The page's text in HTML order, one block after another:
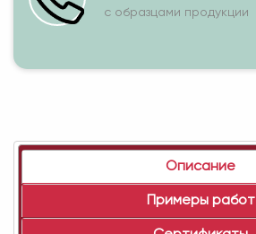
с образцами продукции
Описание
Примеры работ